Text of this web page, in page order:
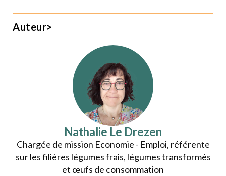
Auteur>
Nathalie Le Drezen
Chargée de mission Economie - Emploi, référente
sur les filières légumes frais, légumes transformés
et œufs de consommation